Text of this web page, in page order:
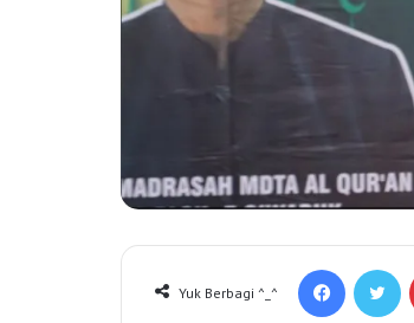
Yuk Berbagi ^_^